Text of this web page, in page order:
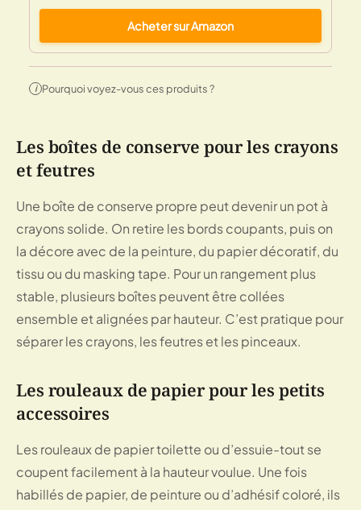
Acheter sur Amazon
i Pourquoi voyez-vous ces produits ?
Les boîtes de conserve pour les crayons
et feutres
Une boîte de conserve propre peut devenir un pot à
crayons solide. On retire les bords coupants, puis on
la décore avec de la peinture, du papier décoratif, du
tissu ou du masking tape. Pour un rangement plus
stable, plusieurs boîtes peuvent être collées
ensemble et alignées par hauteur. C’est pratique pour
séparer les crayons, les feutres et les pinceaux.
Les rouleaux de papier pour les petits
accessoires
Les rouleaux de papier toilette ou d’essuie-tout se
coupent facilement à la hauteur voulue. Une fois
habillés de papier, de peinture ou d’adhésif coloré, ils